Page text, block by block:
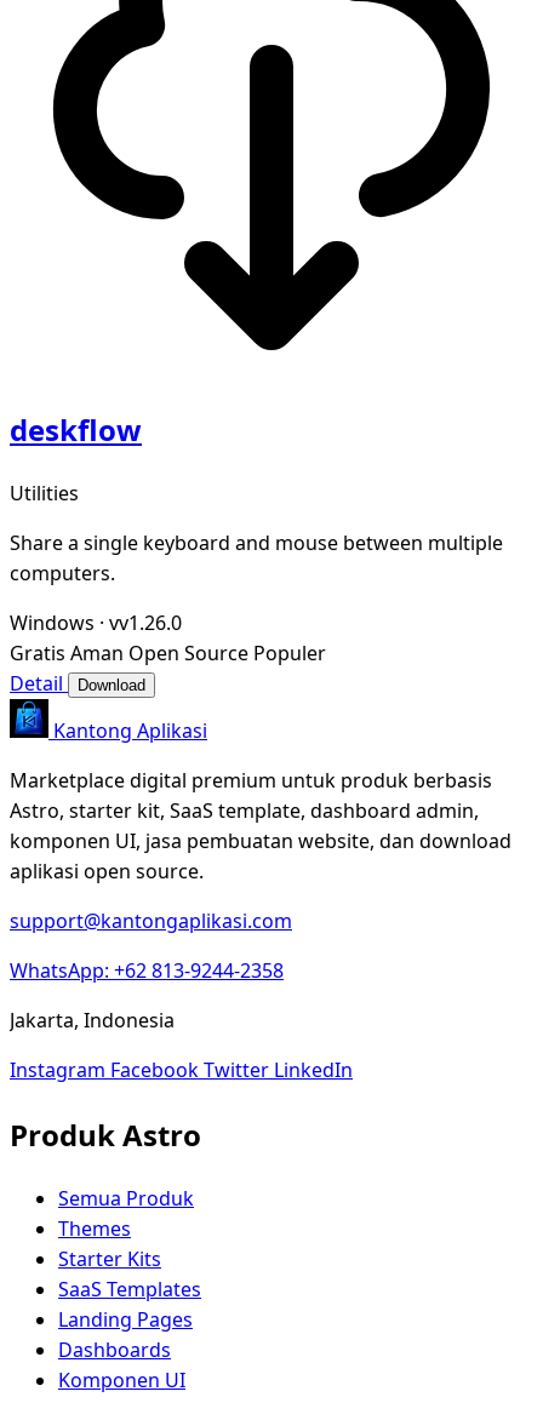
deskflow
Utilities
Share a single keyboard and mouse between multiple
computers.
Windows · vv1.26.0
Gratis Aman Open Source Populer
Detail
Download
Kantong Aplikasi
Marketplace digital premium untuk produk berbasis
Astro, starter kit, SaaS template, dashboard admin,
komponen UI, jasa pembuatan website, dan download
aplikasi open source.
support@kantongaplikasi.com
WhatsApp: +62 813-9244-2358
Jakarta, Indonesia
Instagram FacebookTwitter LinkedIn
Produk Astro
Semua Produk
Themes
Starter Kits
SaaS Templates
Landing Pages
Dashboards
Komponen UI